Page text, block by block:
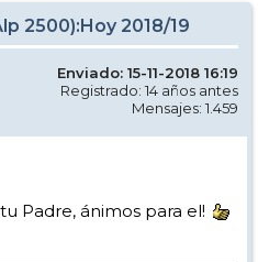
2500):Hoy 2018/19
Enviado: 15-11-2018 16:19
Registrado: 14 años antes
Mensajes: 1.459
Padre, ánimos para el!